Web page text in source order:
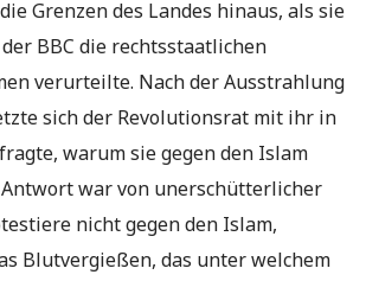
Grenzen des Landes hinaus, als sie
BBC die rechtsstaatlichen
verurteilte. Nach der Ausstrahlung
sich der Revolutionsrat mit ihr in
warum sie gegen den Islam
war von unerschütterlicher
nicht gegen den Islam,
Blutvergießen, das unter welchem